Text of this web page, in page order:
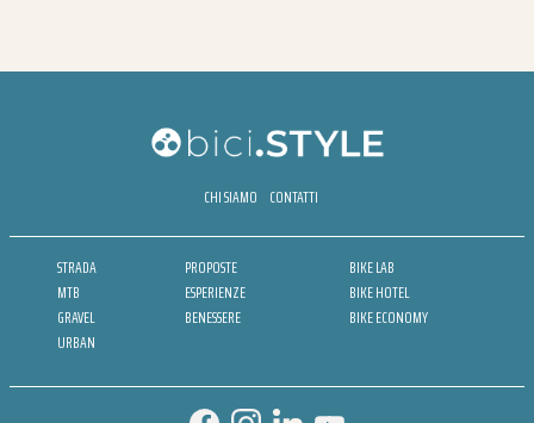
CHI SIAMO CONTATTI
STRADA
MTB
GRAVEL
URBAN
PROPOSTE
ESPERIENZE
BENESSERE
BIKE LAB
BIKE HOTEL
BIKE ECONOMY